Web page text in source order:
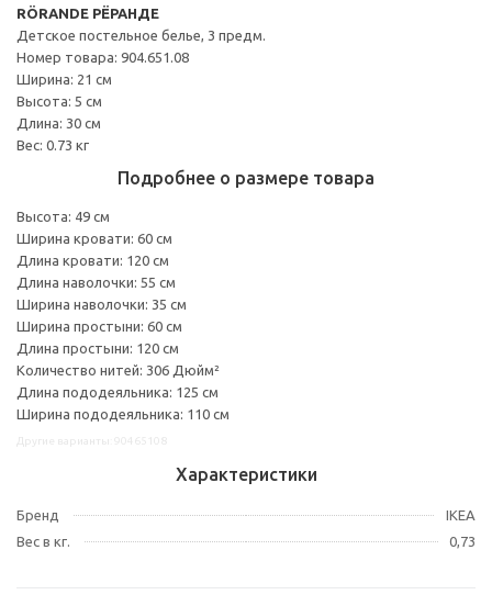
RÖRANDE РЁРАНДЕ
Детское постельное белье, 3 предм.
Номер товара: 904.651.08
Ширина: 21 см
Высота: 5 см
Длина: 30 см
Вес: 0.73 кг
Подробнее о размере товара
Высота: 49 см
Ширина кровати: 60 см
Длина кровати: 120 см
Длина наволочки: 55 см
Ширина наволочки: 35 см
Ширина простыни: 60 см
Длина простыни: 120 см
Количество нитей: 306 Дюйм²
Длина пододеяльника: 125 см
Ширина пододеяльника: 110 см
Характеристики
Бренд
IKEA
Вес в кг.
0,73